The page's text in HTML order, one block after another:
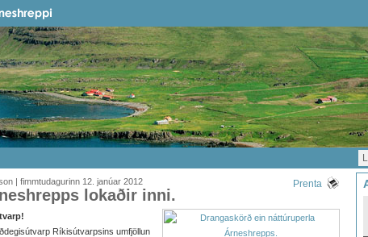
| fimmtudagurinn 12. janúar 2012 Prenta
lokaðir inni.
Ríkisútvarpsins umfjöllun